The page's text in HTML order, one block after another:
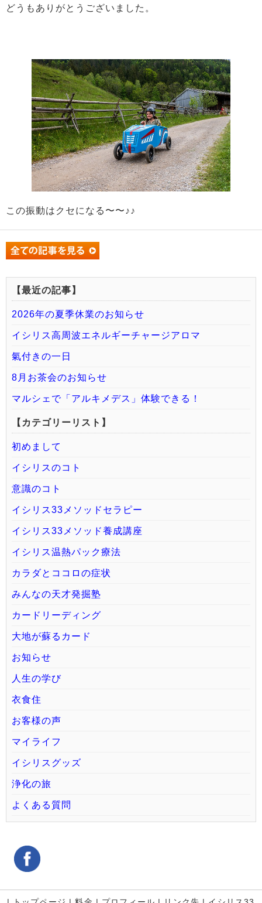
どうもありがとうございました。
この振動はクセになる〜〜♪♪
【最近の記事】
2026年の夏季休業のお知らせ
イシリス高周波エネルギーチャージアロマ
氣付きの一日
8月お茶会のお知らせ
マルシェで「アルキメデス」体験できる！
【カテゴリーリスト】
初めまして
イシリスのコト
意識のコト
イシリス33メソッドセラピー
イシリス33メソッド養成講座
イシリス温熱パック療法
カラダとココロの症状
みんなの天才発掘塾
カードリーディング
大地が蘇るカード
お知らせ
人生の学び
衣食住
お客様の声
マイライフ
イシリスグッズ
浄化の旅
よくある質問